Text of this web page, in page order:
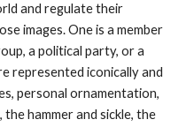
and regulate their
images. One is a member
a political party, or a
represented iconically and
personal ornamentation,
hammer and sickle, the